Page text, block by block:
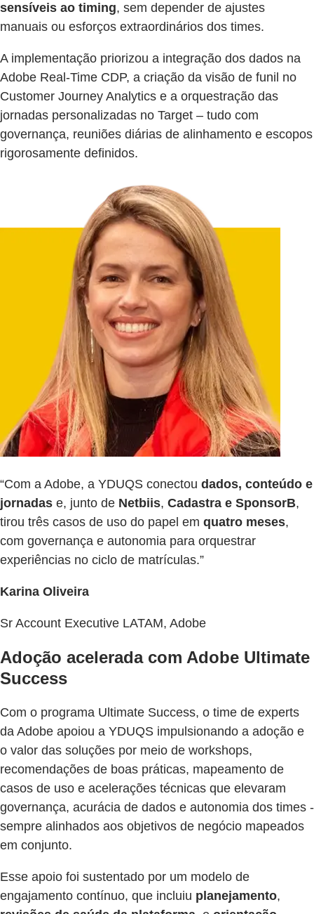
sensíveis ao timing, sem depender de ajustes
manuais ou esforços extraordinários dos times.
A implementação priorizou a integração dos dados na
Adobe Real-Time CDP, a criação da visão de funil no
Customer Journey Analytics e a orquestração das
jornadas personalizadas no Target – tudo com
governança, reuniões diárias de alinhamento e escopos
rigorosamente definidos.
“Com a Adobe, a YDUQS conectou dados, conteúdo e
jornadas e, junto de Netbiis, Cadastra e SponsorB,
tirou três casos de uso do papel em quatro meses,
com governança e autonomia para orquestrar
experiências no ciclo de matrículas.”
Karina Oliveira
Sr Account Executive LATAM, Adobe
Adoção acelerada com Adobe Ultimate
Success
Com o programa Ultimate Success, o time de experts
da Adobe apoiou a YDUQS impulsionando a adoção e
o valor das soluções por meio de workshops,
recomendações de boas práticas, mapeamento de
casos de uso e acelerações técnicas que elevaram
governança, acurácia de dados e autonomia dos times -
sempre alinhados aos objetivos de negócio mapeados
em conjunto.
Esse apoio foi sustentado por um modelo de
engajamento contínuo, que incluiu planejamento,